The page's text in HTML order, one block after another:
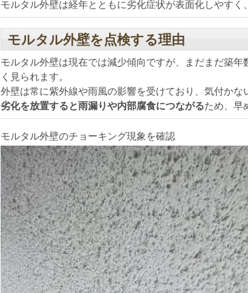
モルタル外壁は経年とともに劣化症状が表面化しやすく
モルタル外壁を点検する理由
モルタル外壁は現在では減少傾向ですが、まだまだ築
く見られます。
外壁は常に紫外線や雨風の影響を受けており、気付かな
劣化を放置すると雨漏りや内部腐食につながるため、早
モルタル外壁のチョーキング現象を確認